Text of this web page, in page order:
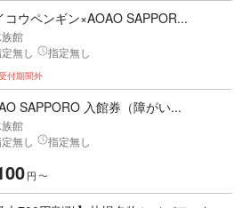
コウペンギン×AOAO SAPPOR...
館
無し
指定無し
付期間外
SAPPORO 入館券（障がい...
館
無し
指定無し
円 〜